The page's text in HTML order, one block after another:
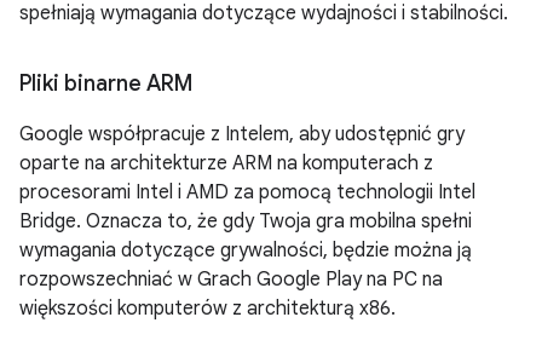
spełniają wymagania dotyczące wydajności i stabilności.
Pliki binarne ARM
Google współpracuje z Intelem, aby udostępnić gry
oparte na architekturze ARM na komputerach z
procesorami Intel i AMD za pomocą technologii Intel
Bridge. Oznacza to, że gdy Twoja gra mobilna spełni
wymagania dotyczące grywalności, będzie można ją
rozpowszechniać w Grach Google Play na PC na
większości komputerów z architekturą x86.